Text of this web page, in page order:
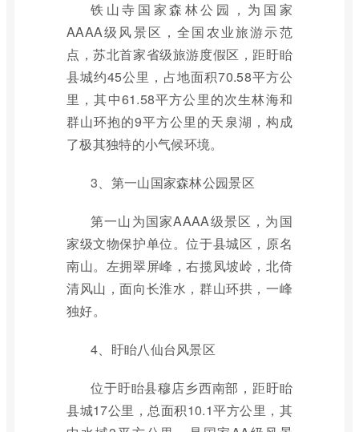
铁山寺国家森林公园，为国家
AAAA级风景区，全国农业旅游示范
点，苏北首家省级旅游度假区，距盱眙
县城约45公里，占地面积70.58平方公
里，其中61.58平方公里的次生林海和
群山环抱的9平方公里的天泉湖，构成
了极其独特的小气候环境。
3、第一山国家森林公园景区
第一山为国家AAAA级景区，为国
家级文物保护单位。位于县城区，原名
南山。左拥翠屏峰，右揽凤坡岭，北倚
清风山，面向长淮水，群山环拱，一峰
独好。
4、盱眙八仙台风景区
位于盱眙县穆店乡西南部，距盱眙
县城17公里，总面积10.1平方公里，其